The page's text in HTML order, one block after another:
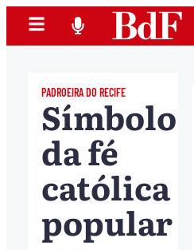
PADROEIRA DO RECIFE
Símbolo
da fé
católica
popular